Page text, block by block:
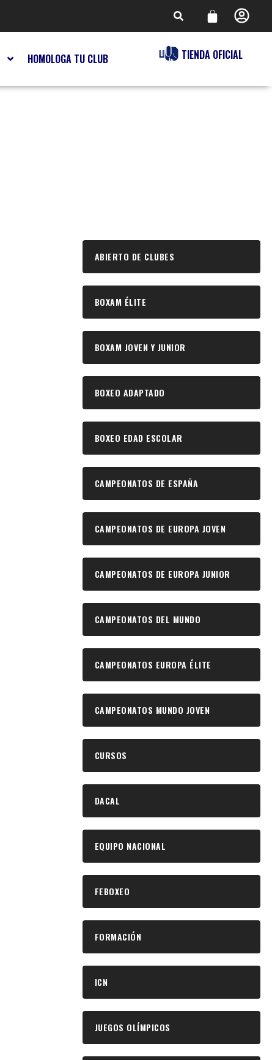
HOMOLOGA TU CLUB TIENDA OFICIAL
ABIERTO DE CLUBES
BOXAM ÉLITE
BOXAM JOVEN Y JUNIOR
BOXEO ADAPTADO
BOXEO EDAD ESCOLAR
CAMPEONATOS DE ESPAÑA
CAMPEONATOS DE EUROPA JOVEN
CAMPEONATOS DE EUROPA JUNIOR
CAMPEONATOS DEL MUNDO
CAMPEONATOS EUROPA ÉLITE
CAMPEONATOS MUNDO JOVEN
CURSOS
DACAL
EQUIPO NACIONAL
FEBOXEO
FORMACIÓN
ICN
JUEGOS OLÍMPICOS